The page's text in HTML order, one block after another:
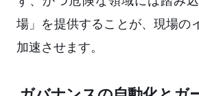
場」を提供することが、現場の
加速させます。